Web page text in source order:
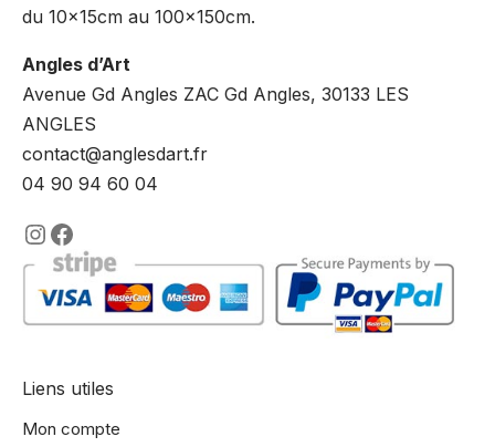
du 10x15cm au 100x150cm.
Angles d’Art
Avenue Gd Angles ZAC Gd Angles, 30133 LES
ANGLES
contact@anglesdart.fr
04 90 94 60 04
https://www.instagram.com/
https://www.facebook.com/
Liens utiles
Mon compte